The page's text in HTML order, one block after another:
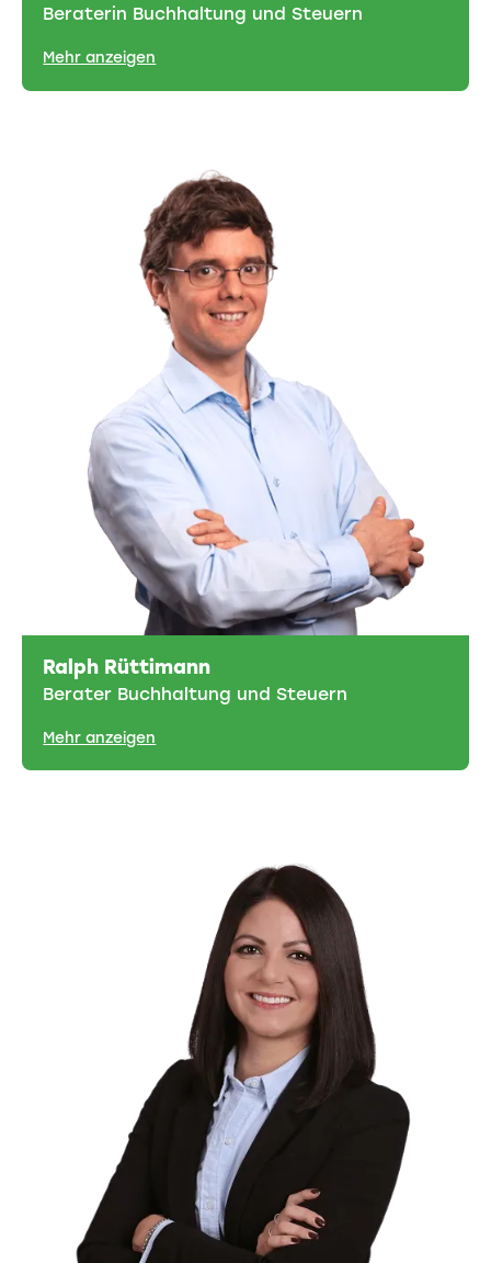
Beraterin Buchhaltung und Steuern
Mehr anzeigen
Ralph Rüttimann
Berater Buchhaltung und Steuern
Mehr anzeigen